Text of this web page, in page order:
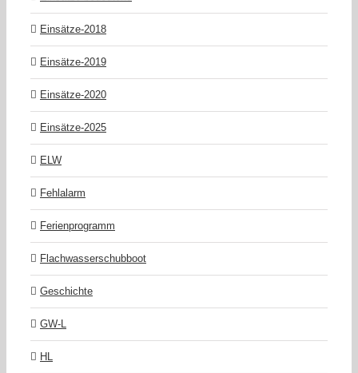
Einsätze-2018
Einsätze-2019
Einsätze-2020
Einsätze-2025
ELW
Fehlalarm
Ferienprogramm
Flachwasserschubboot
Geschichte
GW-L
HL